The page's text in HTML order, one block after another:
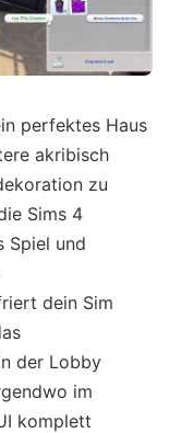
perfektes Haus
akribisch
zu
Sims 4
Spiel und
dein Sim
der Lobby
im
komplett